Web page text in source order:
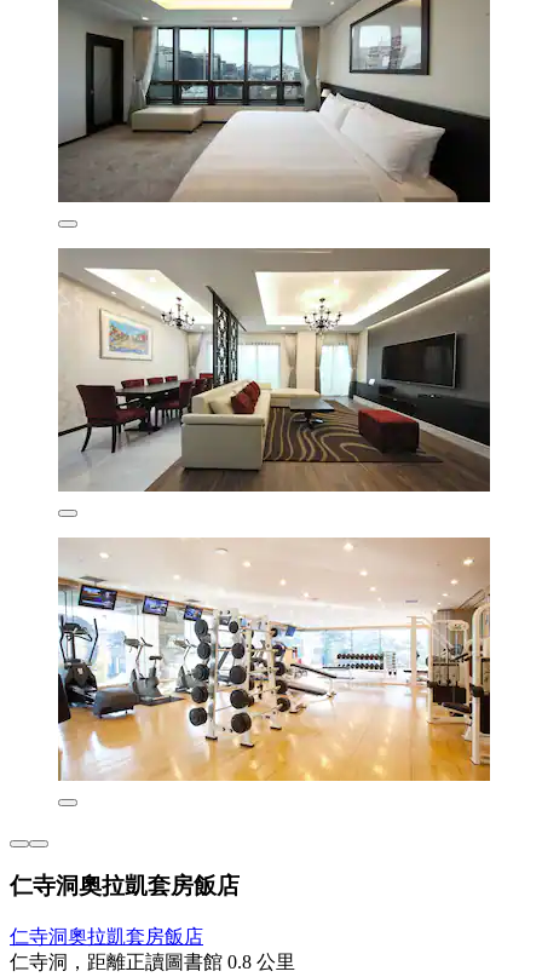
仁寺洞奧拉凱套房飯店
仁寺洞奧拉凱套房飯店
仁寺洞，距離正讀圖書館 0.8 公里